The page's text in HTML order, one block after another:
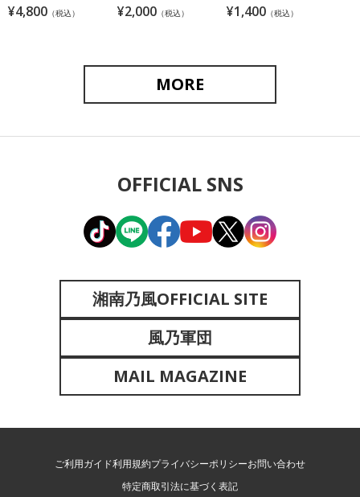
¥4,800 （税込） ¥2,000 （税込）
ンダム）
¥1,400 （税込）
MORE
OFFICIAL SNS
湘南乃風OFFICIAL SITE
風乃軍団
MAIL MAGAZINE
ご利用ガイド利用規約プライバシーポリシーお問い合わせ
特定商取引法に基づく表記